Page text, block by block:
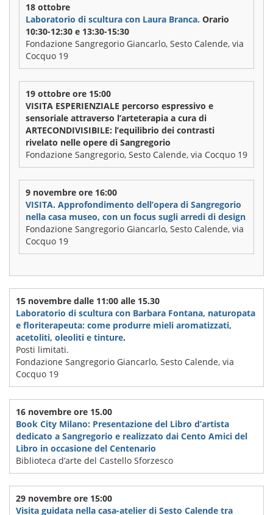
18 ottobre
Laboratorio di scultura con Laura Branca. Orario
10:30-12:30 e 13:30-15:30
Fondazione Sangregorio Giancarlo, Sesto Calende, via
Cocquo 19
19 ottobre ore 15:00
VISITA ESPERIENZIALE percorso espressivo e
sensoriale attraverso l’arteterapia a cura di
ARTECONDIVISIBILE: l’equilibrio dei contrasti
rivelato nelle opere di Sangregorio
Fondazione Sangregorio, Sesto Calende, via Cocquo 19
9 novembre ore 16:00
VISITA. Approfondimento dell’opera di Sangregorio
nella casa museo, con un focus sugli arredi di design
Fondazione Sangregorio Giancarlo, Sesto Calende, via
Cocquo 19
15 novembre dalle 11:00 alle 15.30
Laboratorio di scultura con Barbara Fontana, naturopata
e floriterapeuta: come produrre mieli aromatizzati,
acetoliti, oleoliti e tinture.
Posti limitati.
Fondazione Sangregorio Giancarlo, Sesto Calende, via
Cocquo 19
16 novembre ore 15.00
Book City Milano: Presentazione del Libro d’artista
dedicato a Sangregorio e realizzato dai Cento Amici del
Libro in occasione del Centenario
Biblioteca d’arte del Castello Sforzesco
29 novembre ore 15:00
Visita guidata nella casa-atelier di Sesto Calende tra